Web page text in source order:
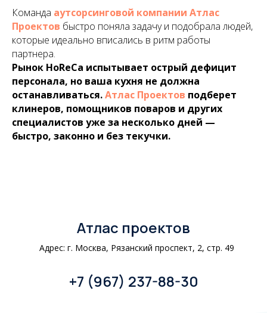
Команда аутсорсинговой компании Атлас
Проектов быстро поняла задачу и подобрала людей,
которые идеально вписались в ритм работы
партнера.
Рынок HoReCa испытывает острый дефицит
персонала, но ваша кухня не должна
останавливаться.Атлас Проектов подберет
клинеров, помощников поваров и других
специалистов уже за несколько дней —
быстро, законно и без текучки.
+7 (967) 237-88-30
Атлас проектов
Адрес: г. Москва, Рязанский проспект, 2, стр. 49